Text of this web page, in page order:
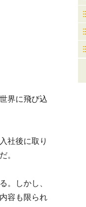
界に飛び込
社後に取り
。
。しかし、
容も限られ